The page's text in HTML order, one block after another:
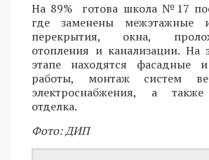
На 89% готова школа №17
где заменены межэтажные
перекрытия, окна,
отопления и канализации. На
этапе находятся фасадные
работы, монтаж систем
электроснабжения, а
отделка.
Фото: ДИП